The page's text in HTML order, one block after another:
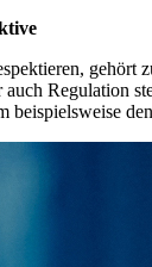
Regulation
beispielsweise